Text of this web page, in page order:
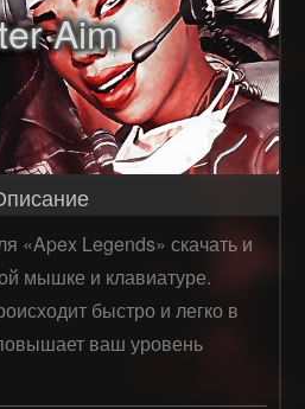
Aim
«Apex Legends» скачать и
мышке и клавиатуре.
быстро и легко в
ваш уровень